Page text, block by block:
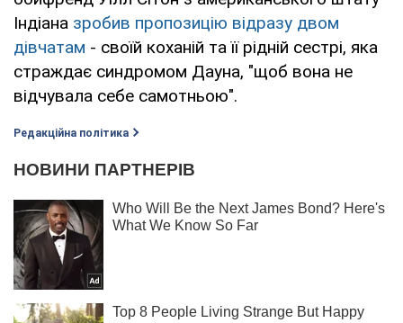
Індіана зробив пропозицію відразу двом
дівчатам - своїй коханій та її рідній сестрі, яка
страждає синдромом Дауна, "щоб вона не
відчувала себе самотньою".
Редакційна політика